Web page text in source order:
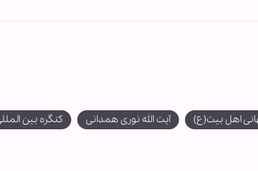
اهل بیت(ع) آیت الله نوری همدانی کنگره بین